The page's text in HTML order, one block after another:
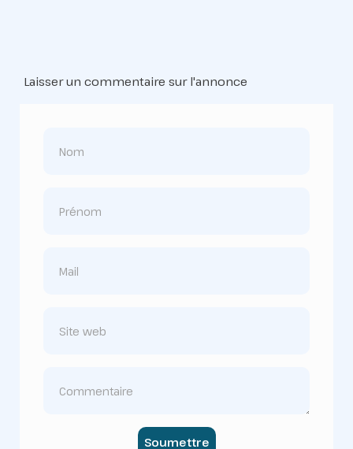
Laisser un commentaire sur l'annonce
Soumettre